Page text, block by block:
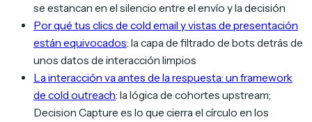
se estancan en el silencio entre el envío y la decisión
Por qué tus clics de cold email y vistas de presentación
están equivocados: la capa de filtrado de bots detrás de
unos datos de interacción limpios
La interacción va antes de la respuesta: un framework
de cold outreach: la lógica de cohortes upstream;
Decision Capture es lo que cierra el círculo en los